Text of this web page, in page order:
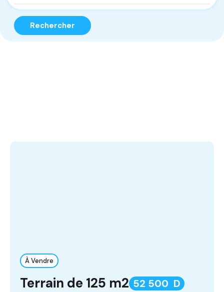
Rechercher
À Vendre
Terrain de 125 m2 52 500 D